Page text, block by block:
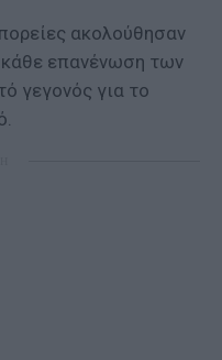
ακολούθησαν
κάθε επανένωση των
γεγονός για το